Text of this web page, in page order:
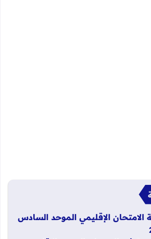
الامتحان الإقليمي الموحد السادس